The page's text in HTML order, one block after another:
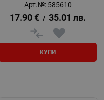
Арт.№: 585610
17.90 € / 35.01 лв.
КУПИ